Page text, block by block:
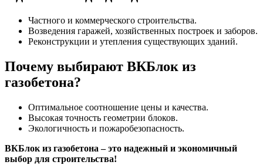
Частного и коммерческого строительства.
Возведения гаражей, хозяйственных построек и заборов.
Реконструкции и утепления существующих зданий.
Почему выбирают ВКБлок из
газобетона?
Оптимальное соотношение цены и качества.
Высокая точность геометрии блоков.
Экологичность и пожаробезопасность.
ВКБлок из газобетона – это надежный и экономичный
выбор для строительства!